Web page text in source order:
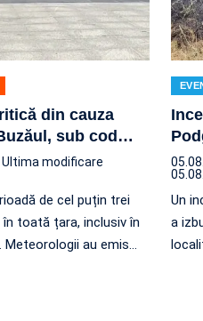
din cauza
sub cod…
Ultima modificare
de cel puțin trei
în toată țara, inclusiv în
Meteorologii au emis…
Un
a